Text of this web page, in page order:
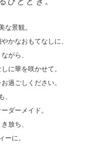
な景観。
かなおもてなしに、
がら、
に華を咲かせて。
過ごしください。
、
ダーメイド。
放ち、
ーに。